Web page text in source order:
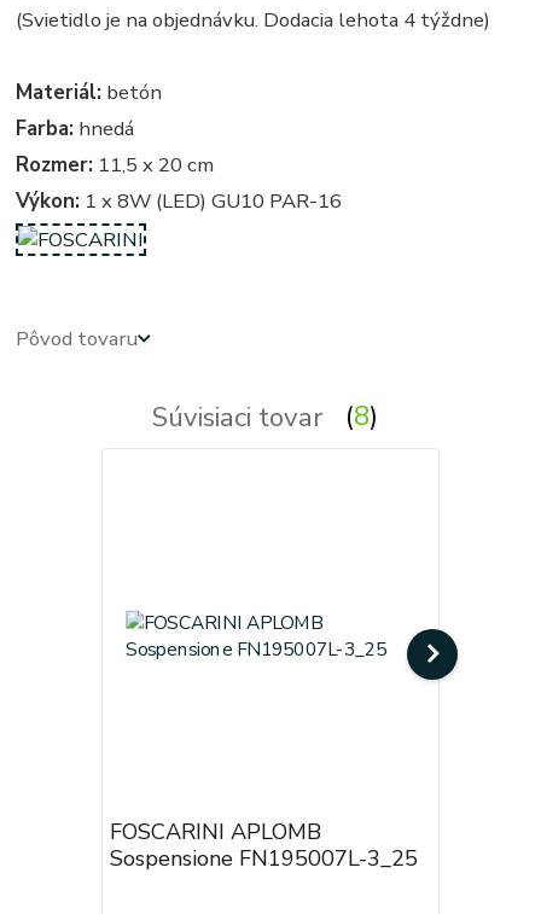
(Svietidlo je na objednávku. Dodacia lehota 4 týždne)
Materiál: betón
Farba: hnedá
Rozmer: 11,5 x 20 cm
Výkon: 1 x 8W (LED) GU10 PAR-16
Pôvod tovaru
Súvisiaci tovar 8
FOSCARINI APLOMB
Sospensione FN195007L-3_25